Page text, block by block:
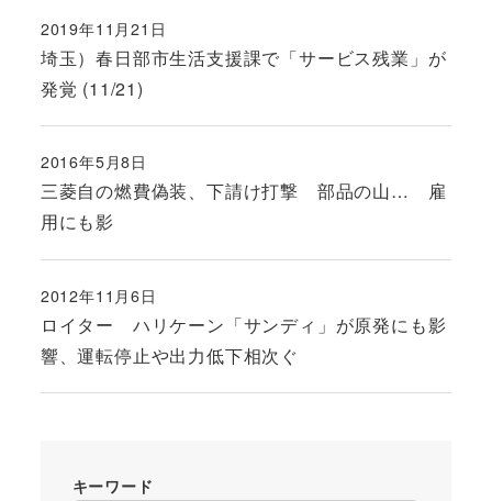
埼玉）春日部市生活支援課で「サービス残業」が
発覚 (11/21)
投稿日
2019年11月21日
三菱自の燃費偽装、下請け打撃 部品の山… 雇
用にも影
投稿日
2016年5月8日
ロイター ハリケーン「サンディ」が原発にも影
響、運転停止や出力低下相次ぐ
投稿日
2012年11月6日
キーワード